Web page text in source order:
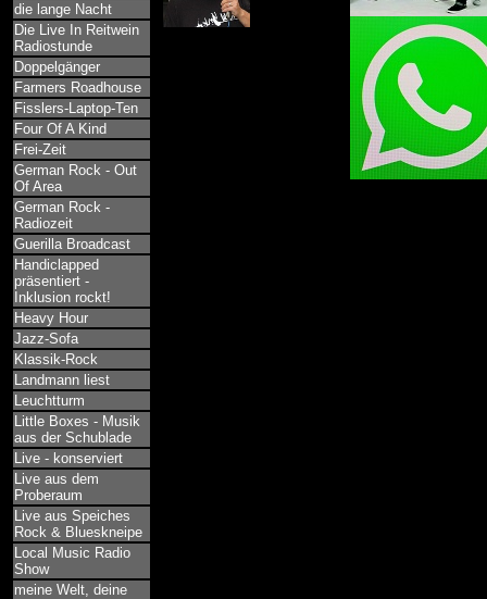
die lange Nacht
Die Live In Reitwein
Radiostunde
Doppelgänger
Farmers Roadhouse
Fisslers-Laptop-Ten
Four Of A Kind
Frei-Zeit
German Rock - Out
Of Area
German Rock -
Radiozeit
Guerilla Broadcast
Handiclapped
präsentiert -
Inklusion rockt!
Heavy Hour
Jazz-Sofa
Klassik-Rock
Landmann liest
Leuchtturm
Little Boxes - Musik
aus der Schublade
Live - konserviert
Live aus dem
Proberaum
Live aus Speiches
Rock & Blueskneipe
Local Music Radio
Show
meine Welt, deine